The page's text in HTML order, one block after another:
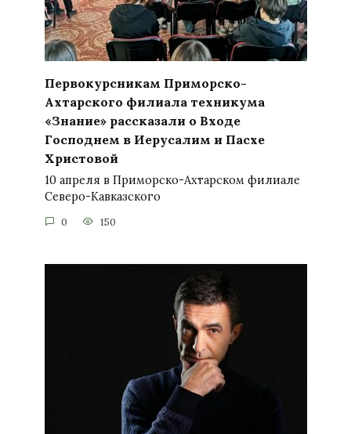
Первокурсникам Приморско-
Ахтарского филиала техникума
«Знание» рассказали о Входе
Господнем в Иерусалим и Пасхе
Христовой
10 апреля в Приморско-Ахтарском филиале
Северо-Кавказского
0 150